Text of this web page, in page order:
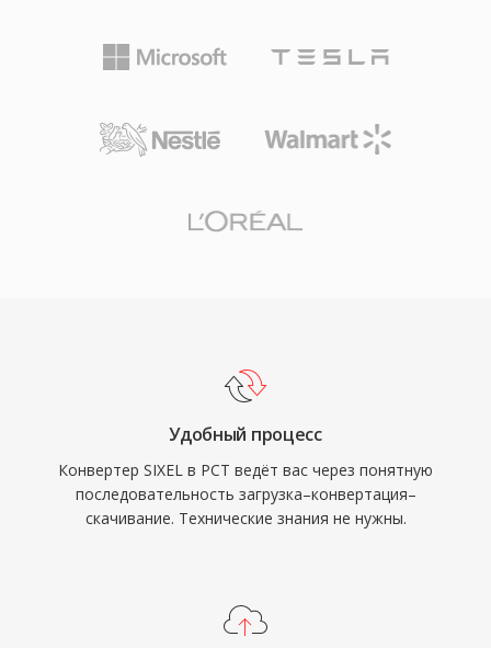
Удобный процесс
Конвертер SIXEL в PCT ведёт вас через понятную
последовательность загрузка–конвертация–
скачивание. Технические знания не нужны.